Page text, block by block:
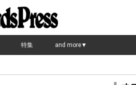
特集 and more▼